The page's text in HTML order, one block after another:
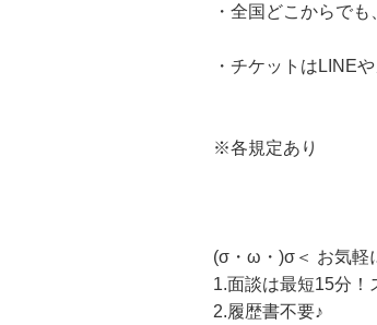
・全国どこからで
・チケットはLINE
※各規定あり
(σ・ω・)σ＜ お気軽
1.面談は最短15分！
2.履歴書不要♪